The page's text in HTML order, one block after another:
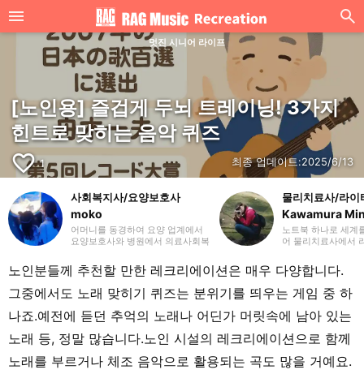
멋진 시니어 라이프
[노인용] 즐겁게 두뇌 트레이닝! 3가지
힌트로 맞히는 음악 퀴즈
favorite_border 1 최종 업데이트:2025/6/13
사회복지사/요양보호사
moko
어머니를 동경하여 요양 업계에서
요양보호사와 병원에서 의료사회복
마, moko라고 합니다. 이전 직장에
서의 경험을 살려 주로 요양(개호)
에 관한 글을 작성하겠습니다. 잘 부
탁드립니다.
물리치료사/라이
Kawamura
노트북 하나로 세계
어 물리치료사에서
니다. 많은 분들이
고 느낄 수 있는 글
있다면 기쁘겠습니
니다.
노인분들께 추천할 만한 레크리에이션은 매우 다양합니다.
그중에서도 노래 맞히기 퀴즈는 분위기를 띄우는 게임 중 하
나죠.예전에 듣던 추억의 노래나 어딘가 머릿속에 남아 있는
노래 등, 정말 많습니다.노인 시설의 레크리에이션으로 함께
노래를 부르거나 체조 음악으로 활용되는 곡도 많을 거예요.